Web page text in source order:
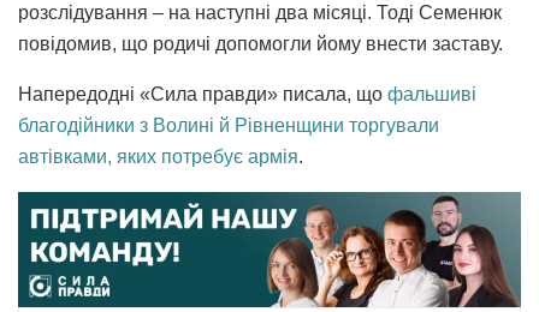
розслідування – на наступні два місяці. Тоді Семенюк
повідомив, що родичі допомогли йому внести заставу.
Напередодні «Сила правди» писала, що фальшиві
благодійники з Волині й Рівненщини торгували
автівками, яких потребує армія.